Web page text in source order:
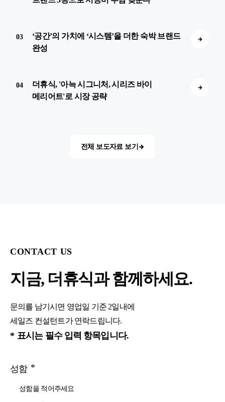
03
‘공간’의 가치에 ‘시스템’을 더한 숙박 브랜드
완성
04
더휴식, '아늑 시그니처, 시리즈 바이
메리어트'로 시장 공략
전체 보도자료 보기
CONTACT US
지금, 더휴식과 함께하세요.
문의를 남기시면 영업일 기준 2일내에
세일즈 컨설턴트가 연락드립니다.
* 표시는 필수 입력 항목입니다.
성함 *